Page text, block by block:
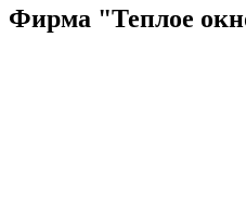
Фирма "Теплое